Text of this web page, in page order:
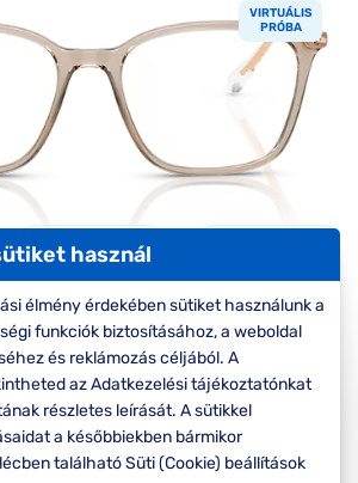
minden
szemüvegekre
Seen Belépőár
VIRTUÁLIS
PRÓBA
próba
Ft
Ft
használ
élmény érdekében sütiket használunk a
funkciók biztosításához, a weboldal
és reklámozás céljából. A
az Adatkezelési tájékoztatónkat
részletes leírását. A sütikkel
a későbbiekben bármikor
található Süti (Cookie) beállítások